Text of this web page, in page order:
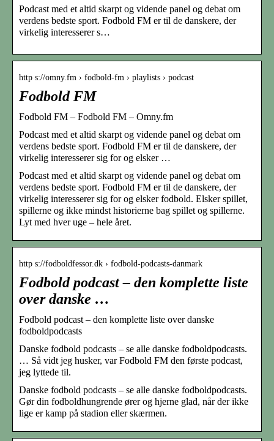
Podcast med et altid skarpt og vidende panel og debat om
verdens bedste sport. Fodbold FM er til de danskere, der
virkelig interesserer s…
http s://omny.fm › fodbold-fm › playlists › podcast
Fodbold FM
Fodbold FM – Fodbold FM – Omny.fm
Podcast med et altid skarpt og vidende panel og debat om
verdens bedste sport. Fodbold FM er til de danskere, der
virkelig interesserer sig for og elsker …
Podcast med et altid skarpt og vidende panel og debat om
verdens bedste sport. Fodbold FM er til de danskere, der
virkelig interesserer sig for og elsker fodbold. Elsker spillet,
spillerne og ikke mindst historierne bag spillet og spillerne.
Lyt med hver uge – hele året.
http s://fodboldfessor.dk › fodbold-podcasts-danmark
Fodbold podcast – den komplette liste
over danske …
Fodbold podcast – den komplette liste over danske
fodboldpodcasts
Danske fodbold podcasts – se alle danske fodboldpodcasts.
… Så vidt jeg husker, var Fodbold FM den første podcast,
jeg lyttede til.
Danske fodbold podcasts – se alle danske fodboldpodcasts.
Gør din fodboldhungrende ører og hjerne glad, når der ikke
lige er kamp på stadion eller skærmen.